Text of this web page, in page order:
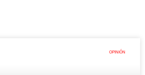
OPINIÓN